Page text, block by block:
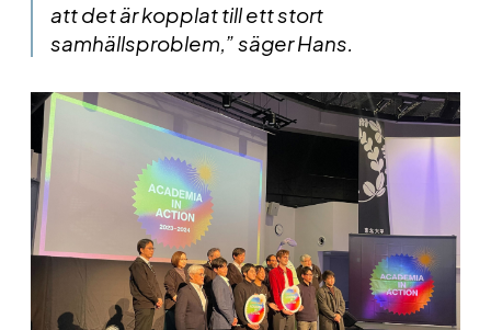
att det är kopplat till ett stort
samhällsproblem,” säger Hans.